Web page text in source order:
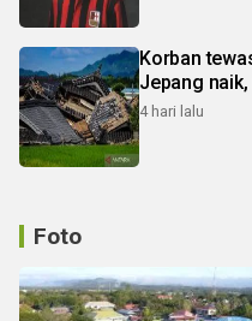
Korban
Jepang
4 hari lalu
Foto